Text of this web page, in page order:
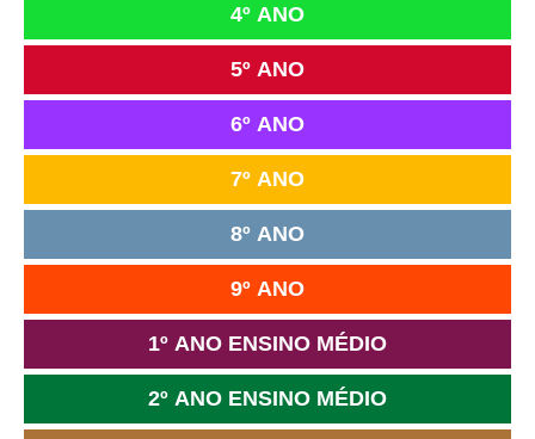
4º ANO
5º ANO
6º ANO
7º ANO
8º ANO
9º ANO
1º ANO ENSINO MÉDIO
2º ANO ENSINO MÉDIO